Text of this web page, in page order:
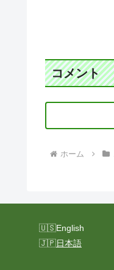
コメント
ホーム
English
日本語